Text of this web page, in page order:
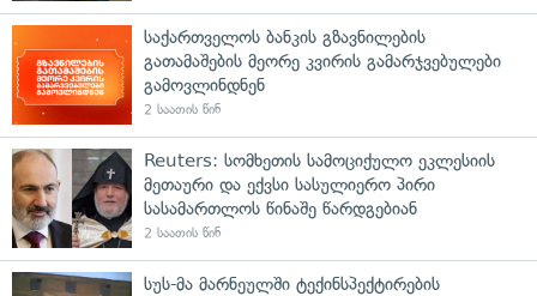
საქართველოს ბანკის გზავნილების
გათამაშების მეორე კვირის გამარჯვებულები
გამოვლინდნენ
2 საათის წინ
Reuters: სომხეთის სამოციქულო ეკლესიის
მეთაური და ექვსი სასულიერო პირი
სასამართლოს წინაშე წარდგებიან
2 საათის წინ
სუს-მა მარნეულში ტექინსპექტირების